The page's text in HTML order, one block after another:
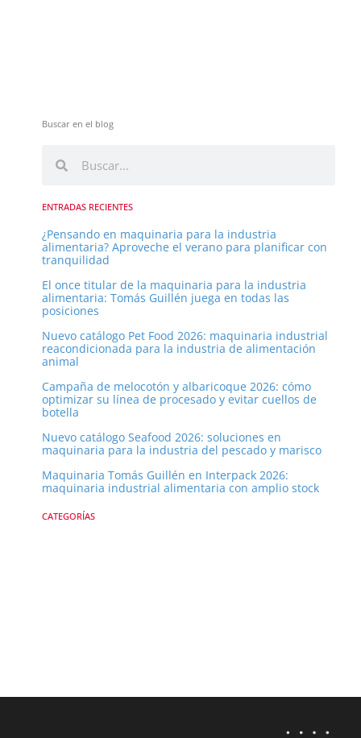
Buscar en el blog
c
r
s
c
a
ENTRADAS RECIENTES
¿Pensando en maquinaria para la industria
alimentaria? Aproveche el verano para planificar con
tranquilidad
El once titular de la maquinaria para la industria
alimentaria: Tomás Guillén juega en todas las
posiciones
Nuevo catálogo Pet Food 2026: maquinaria industrial
reacondicionada para la industria de alimentación
animal
Campaña de melocotón y albaricoque 2026: cómo
optimizar su línea de procesado y evitar cuellos de
botella
Nuevo catálogo Seafood 2026: soluciones en
maquinaria para la industria del pescado y marisco
Maquinaria Tomás Guillén en Interpack 2026:
maquinaria industrial alimentaria con amplio stock
CATEGORÍAS